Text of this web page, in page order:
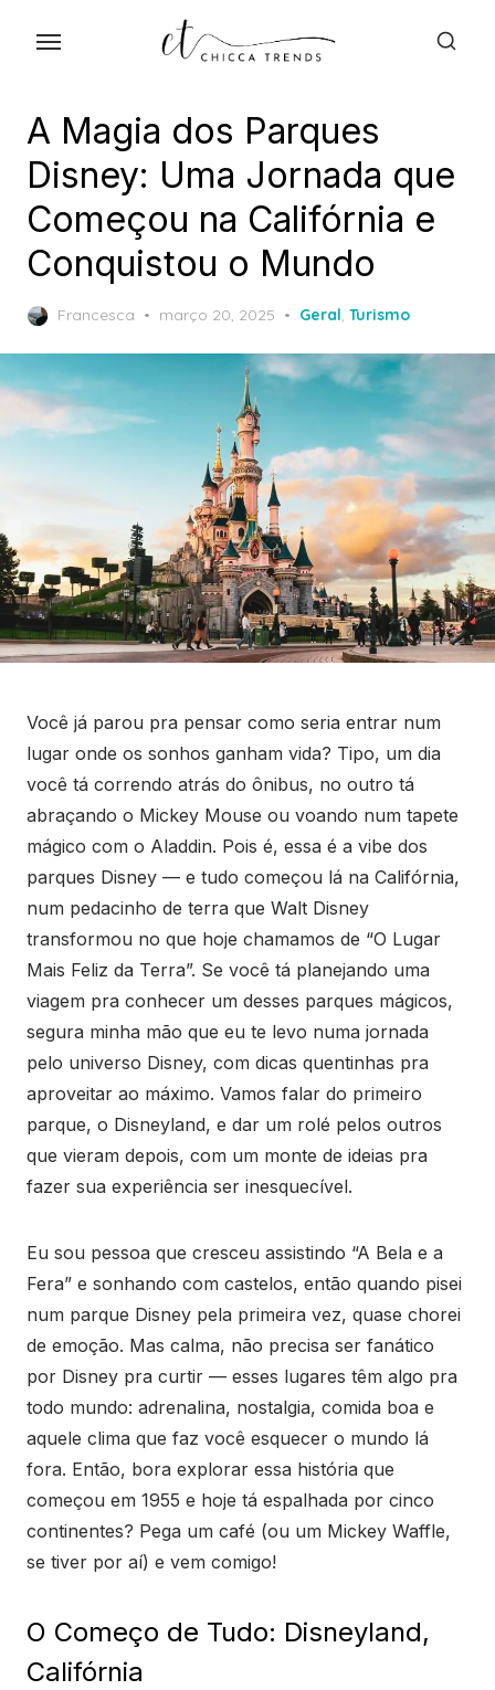
A Magia dos Parques
Disney: Uma Jornada que
Começou na Califórnia e
Conquistou o Mundo
Francesca
Posted
março 20, 2025 Geral, Turismo
Você já parou pra pensar como seria entrar num
lugar onde os sonhos ganham vida? Tipo, um dia
você tá correndo atrás do ônibus, no outro tá
abraçando o Mickey Mouse ou voando num tapete
mágico com o Aladdin. Pois é, essa é a vibe dos
parques Disney — e tudo começou lá na Califórnia,
num pedacinho de terra que Walt Disney
transformou no que hoje chamamos de “O Lugar
Mais Feliz da Terra”. Se você tá planejando uma
viagem pra conhecer um desses parques mágicos,
segura minha mão que eu te levo numa jornada
pelo universo Disney, com dicas quentinhas pra
aproveitar ao máximo. Vamos falar do primeiro
parque, o Disneyland, e dar um rolé pelos outros
que vieram depois, com um monte de ideias pra
fazer sua experiência ser inesquecível.
Eu sou pessoa que cresceu assistindo “A Bela e a
Fera” e sonhando com castelos, então quando pisei
num parque Disney pela primeira vez, quase chorei
de emoção. Mas calma, não precisa ser fanático
por Disney pra curtir — esses lugares têm algo pra
todo mundo: adrenalina, nostalgia, comida boa e
aquele clima que faz você esquecer o mundo lá
fora. Então, bora explorar essa história que
começou em 1955 e hoje tá espalhada por cinco
continentes? Pega um café (ou um Mickey Waffle,
se tiver por aí) e vem comigo!
O Começo de Tudo: Disneyland,
Califórnia